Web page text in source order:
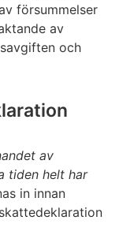
försummelser
av
och
av
tiden helt har
in innan